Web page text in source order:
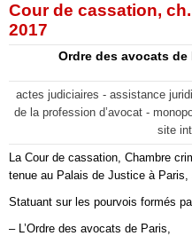
Cour de cassation,
2017
Ordre des avocats
actes judiciaires - assistance
de la profession d’avocat -
site
La Cour de cassation, Chambre
tenue au Palais de Justice à Paris,
Statuant sur les pourvois formés
– L’Ordre des avocats de Paris,